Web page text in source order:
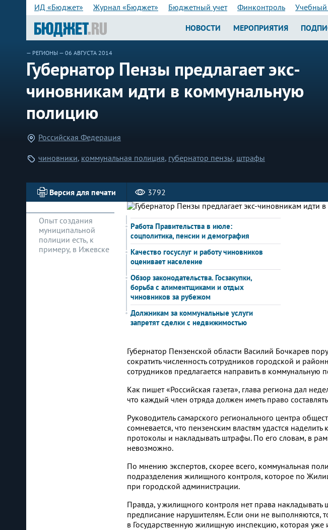
ИД «Бюджет» Журнал «Бюджет» Бюджетный учет Финконтроль Учебный
НОВОСТИ МЕРОПРИЯТИЯ
— РЕГИОНЫ — 06 АВГУСТА 2014
Губернатор Пензы предлагает экс-
чиновникам идти в коммунальную
полицию
Российская Федерация
чиновники, коммунальная полиция, губернатор пензы, штрафы
Версия для печати 3792
Опыт создания
муниципальной
полиции есть, к
примеру, в Ижевске
Работа Правительства в июле:
соцполитика, пенсии и демография
Качество госуслуг и работу чиновников
оценивает население
Обзор законодательства. Госзакупки,
борьба с алиментщиками и отдых
чиновников за рубежом
Должникам за коммунальные услуги
запретят сделки с недвижимостью
Губернатор Пензенской области Василий Бочкарев
сократить численность сотрудников городской и
сотрудников предлагается направить в коммунальную
Как пишет «Российская газета», глава региона дал
что каждый член отряда должен иметь право
Руководитель самарского регионального центра
сомневается, что пензенским властям удастся
протоколы и накладывать штрафы. По его словам, в
невозможно.
По мнению экспертов, скорее всего, коммунальная
подразделения жилищного контроля, которое по
при городской администрации.
Правда, у жилищного контроля нет права накладывать
предписание нарушителям. Если они не выполняются,
в Государственную жилищную инспекцию, которая уже